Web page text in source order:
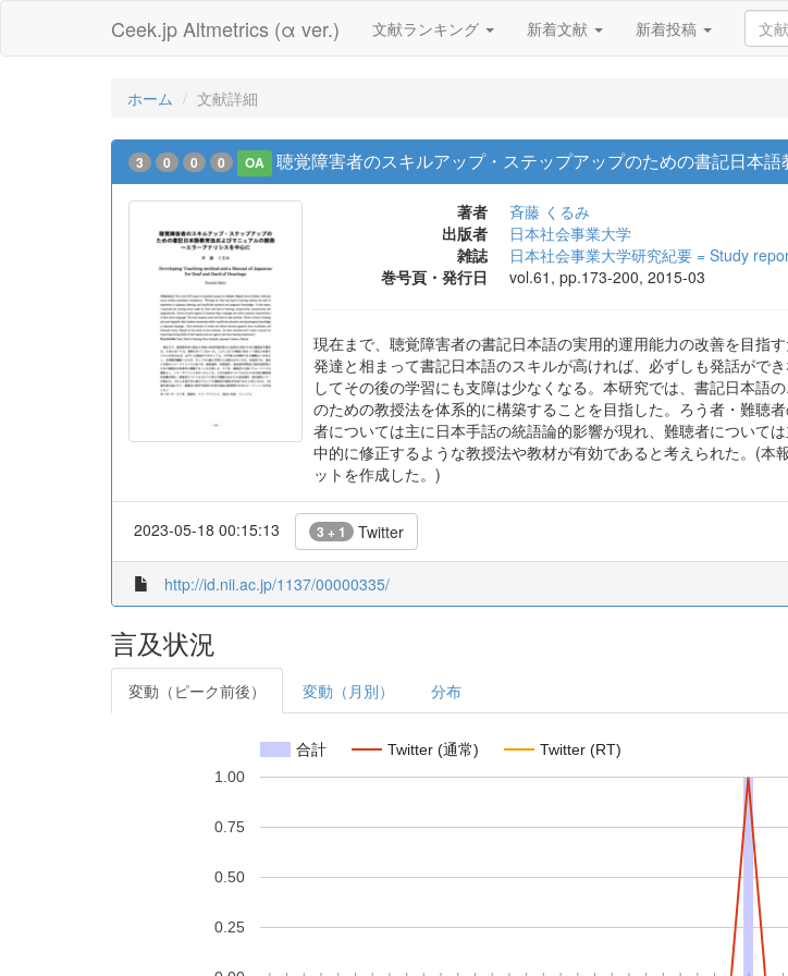
Ceek.jp Altmetrics (α ver.) 文献ランキング 新着文献 新着投稿
ホーム 文献詳細
3 0 0 0 OA 聴覚障害者のスキルアップ・ステップアップのための書記日本
著者
斉藤 くるみ
出版者
日本社会事業大学
雑誌
日本社会事業大学研究紀要 = Study
巻号頁・発行日
vol.61, pp.173-200, 2015-03
現在まで、聴覚障害者の書記日本語の実用的運用能力の改善を目指
発達と相まって書記日本語のスキルが高ければ、必ずしも発話がで
してその後の学習にも支障は少なくなる。本研究では、書記日本語
のための教授法を体系的に構築することを目指した。ろう者・難聴
者については主に日本手話の統語論的影響が現れ、難聴者について
中的に修正するような教授法や教材が有効であると考えられた。(
ットを作成した。)
2023-05-18 00:15:13 3 + 1 Twitter
http://id.nii.ac.jp/1137/00000335/
言及状況
変動（ピーク前後） 変動（月別） 分布
合計 Twitter (通常) Twitter (RT)
0.25
0.50
0.75
1.00